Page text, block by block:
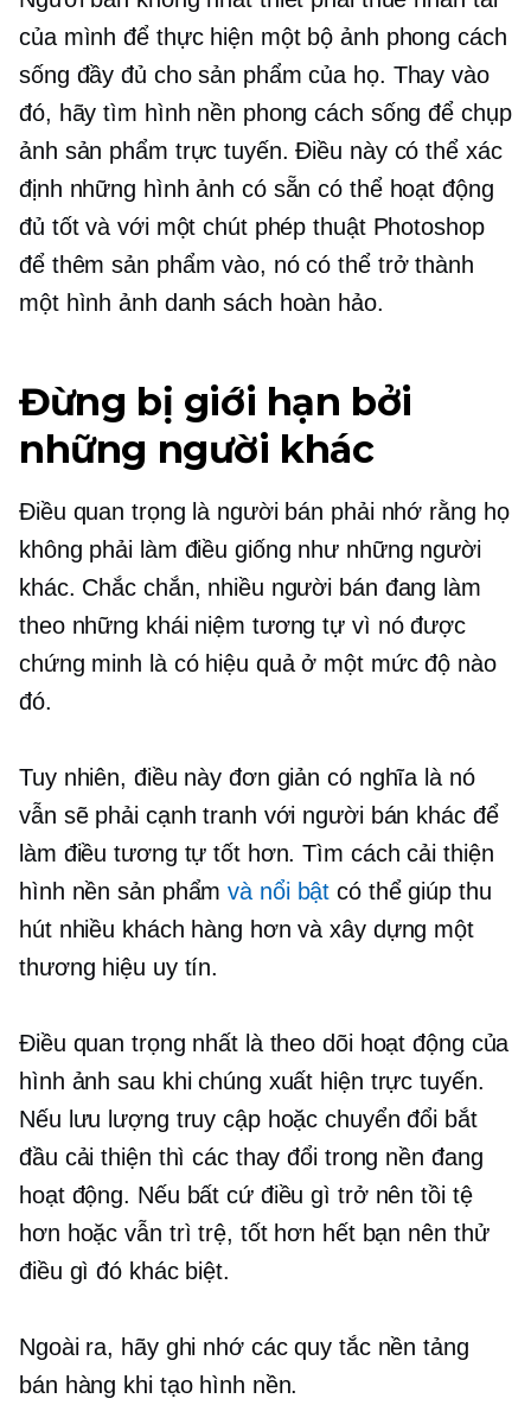
của mình để thực hiện một bộ ảnh phong cách
sống đầy đủ cho sản phẩm của họ. Thay vào
đó, hãy tìm hình nền phong cách sống để chụp
ảnh sản phẩm trực tuyến. Điều này có thể xác
định những hình ảnh có sẵn có thể hoạt động
đủ tốt và với một chút phép thuật Photoshop
để thêm sản phẩm vào, nó có thể trở thành
một hình ảnh danh sách hoàn hảo.
Đừng bị giới hạn bởi
những người khác
Điều quan trọng là người bán phải nhớ rằng họ
không phải làm điều giống như những người
khác. Chắc chắn, nhiều người bán đang làm
theo những khái niệm tương tự vì nó được
chứng minh là có hiệu quả ở một mức độ nào
đó.
Tuy nhiên, điều này đơn giản có nghĩa là nó
vẫn sẽ phải cạnh tranh với người bán khác để
làm điều tương tự tốt hơn. Tìm cách cải thiện
hình nền sản phẩmvà nổi bật có thể giúp thu
hút nhiều khách hàng hơn và xây dựng một
thương hiệu uy tín.
Điều quan trọng nhất là theo dõi hoạt động của
hình ảnh sau khi chúng xuất hiện trực tuyến.
Nếu lưu lượng truy cập hoặc chuyển đổi bắt
đầu cải thiện thì các thay đổi trong nền đang
hoạt động. Nếu bất cứ điều gì trở nên tồi tệ
hơn hoặc vẫn trì trệ, tốt hơn hết bạn nên thử
điều gì đó khác biệt.
Ngoài ra, hãy ghi nhớ các quy tắc nền tảng
bán hàng khi tạo hình nền.